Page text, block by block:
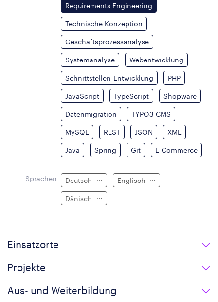
Requirements Engineering
Technische Konzeption
Geschäftsprozessanalyse
Systemanalyse Webentwicklung
Schnittstellen-Entwicklung PHP
JavaScript TypeScript Shopware
Datenmigration TYPO3 CMS
MySQL REST JSON XML
Java Spring Git E-Commerce
Sprachen Deutsch Englisch
Dänisch
Einsatzorte
Projekte
Aus- und Weiterbildung